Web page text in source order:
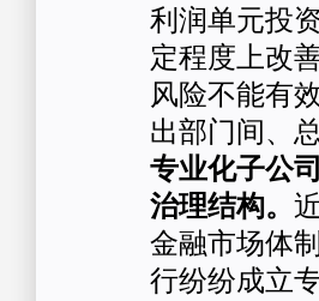
利润单元投
定程度上改
风险不能有
出部门间、
专业化子公
治理结构。
金融市场体
行纷纷成立